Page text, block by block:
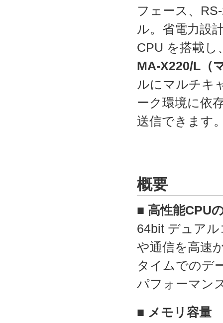
フェース、
ル。省電力設
CPU を搭載し
MA-X220/L（
ルにマルチキ
ーク環境に依
送信できます
概要
■ 高性能CPU
64bit デュア
や通信を高速
タイムでのデ
パフォーマン
■ メモリ容量